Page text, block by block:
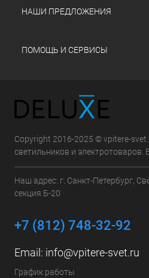
НАШИ ПРЕДЛОЖЕНИЯ
ПОМОЩЬ И СЕРВИСЫ
Copyright 2016-2025 © vpitere-
светильников и
Наш адрес: г. Санкт-Петербург,
секция Б-20
+7 (812) 748-32-92
Email: info@vpitere-svet.ru
График работы